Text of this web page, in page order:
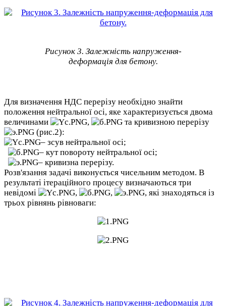
Рисунок 3. Залежність напруження-
деформація для бетону.
Для визначення НДС перерізу необхідно знайти
положення нейтральної осі, яке характеризується двома
величинами
,
та кривизною перерізу
(рис.2):
– зсув нейтральної осі;
– кут повороту нейтральної осі;
– кривизна перерізу.
Розв'язання задачі виконується чисельним методом. В
результаті ітераційного процесу визначаються три
невідомі
, ,
, які знаходяться із
трьох рівнянь рівноваги: